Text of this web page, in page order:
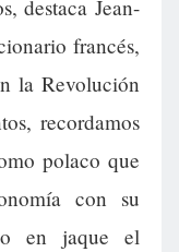
destaca Jean-
francés,
la Revolución
recordamos
polaco que
con su
en jaque el